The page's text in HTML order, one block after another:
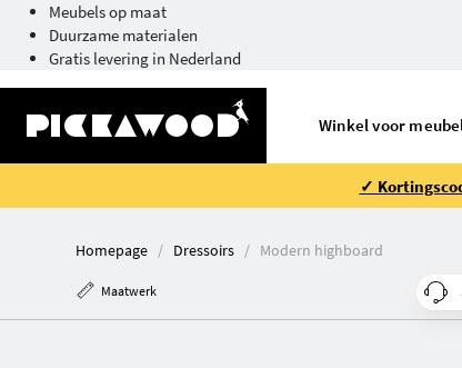
Meubels op maat
Duurzame materialen
Gratis levering in Nederland
Winkel voor
✓
Homepage Dressoirs Modern highboard
Maatwerk